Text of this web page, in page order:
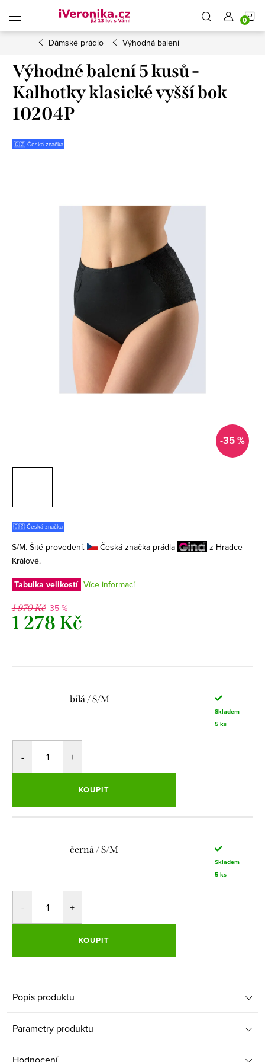
obsah
Dámské prádlo Výhodná balení
Výhodné balení 5 kusů -
Kalhotky klasické vyšší bok
10204P
🇨🇿 Česká značka
-35 %
🇨🇿 Česká značka
S/M. Šité provedení. Česká značka prádla
z Hradce
Králové.
Tabulka velikostí Více informací
1 970 Kč-35 %
1 278 Kč
bílá / S/M
Skladem
5 ks
KOUPIT
černá / S/M
Skladem
5 ks
KOUPIT
Popis produktu
Parametry produktu